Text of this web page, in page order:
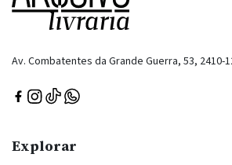
Av. Combatentes da Grande Guerra, 53, 2410-
Explorar